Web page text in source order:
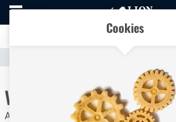
Naar
homepage
Transparante communicatie over kosten
Vlinderklep / DN80 /
ANSI 150# / EPDM / Serie 30 / Wafer
Cookies